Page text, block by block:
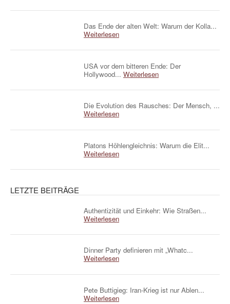
Das Ende der alten Welt: Warum der Kolla...
Weiterlesen
USA vor dem bitteren Ende: Der
Hollywood... Weiterlesen
Die Evolution des Rausches: Der Mensch, ...
Weiterlesen
Platons Höhlengleichnis: Warum die Elit...
Weiterlesen
LETZTE BEITRÄGE
Authentizität und Einkehr: Wie Straßen...
Weiterlesen
Dinner Party definieren mit „Whatc...
Weiterlesen
Pete Buttigieg: Iran-Krieg ist nur Ablen...
Weiterlesen